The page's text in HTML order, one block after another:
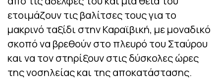
ετοιμάζουν τις βαλίτσες τους για το
μακρινό ταξίδι στην Καραϊβική, με μοναδικό
σκοπό να βρεθούν στο πλευρό του Σταύρου
και να τον στηρίξουν στις δύσκολες ώρες
της νοσηλείας και της αποκατάστασης.